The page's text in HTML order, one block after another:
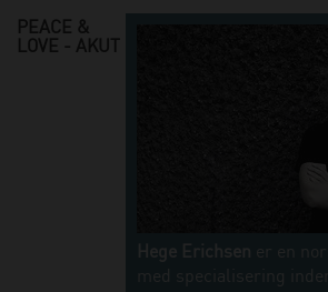
PEACE &
LOVE - AKUT